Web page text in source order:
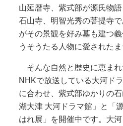
山延暦寺、紫式部が源氏物
石山寺、明智光秀の菩提寺
がその景観を好み墓も建つ
うそうたる人物に愛されたま
そんな自然と歴史に恵まれ
NHKで放送している大河ド
に合わせ、紫式部ゆかりの
湖大津 大河ドラマ館」と「
はれ展」を開催中です。大